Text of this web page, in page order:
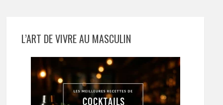
L’ART DE VIVRE AU MASCULIN